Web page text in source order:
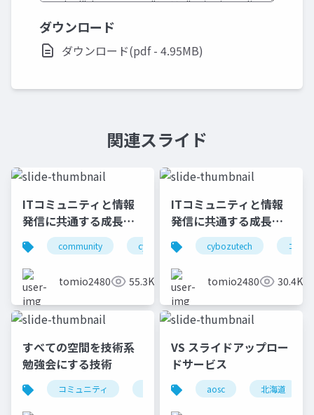
ダウンロード
ダウンロード(pdf - 4.95MB)
関連スライド
ITコミュニティと情報
発信に共通する成長と
貢献の要素(2023年版)
community cybozutech コミュニティ
tomio2480 55.3K
ITコミュニティと情報
発信に共通する成長と
貢献の要素(2024年版)
cybozutech コミ
tomio2480 30.4K
すべての空間を技術系
勉強会にする技術
コミュニティ 北海道 東京
VS スライドアップロー
ドサービス
aosc 北海道